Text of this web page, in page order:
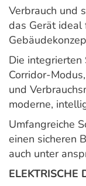
Verbrauch und
das Gerät ideal
Die
Corridor-
und
moderne,
Umfangreiche
einen sicheren
auch unter
ELEKTRISCHE